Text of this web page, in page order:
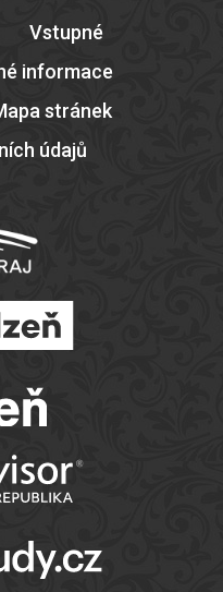
Vstupné
informace
stránek
údajů